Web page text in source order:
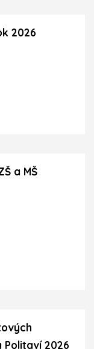
2026
a MŠ
Politaví 2026